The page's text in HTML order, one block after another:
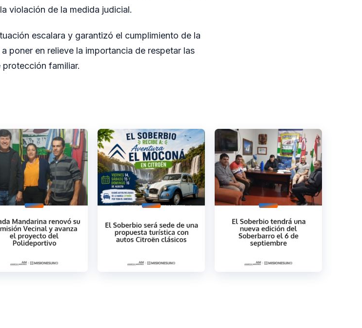
violación de la medida judicial.
escalara y garantizó el cumplimiento de la
poner en relieve la importancia de respetar las
familiar.